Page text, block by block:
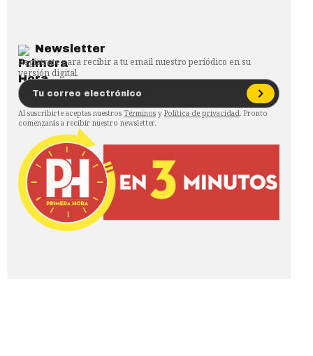
Newsletter
Regístrate para recibir a tu email nuestro periódico en su
versión digital.
Al suscribirte aceptas nuestros Términos y Política de privacidad. Pronto
comenzarás a recibir nuestro newsletter.